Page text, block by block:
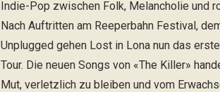
Indie-Pop zwischen Folk, Melancholie und
Nach Auftritten am Reeperbahn Festival,
Unplugged gehen Lost in Lona nun das
Tour. Die neuen Songs von «The Killer»
Mut, verletzlich zu bleiben und vom